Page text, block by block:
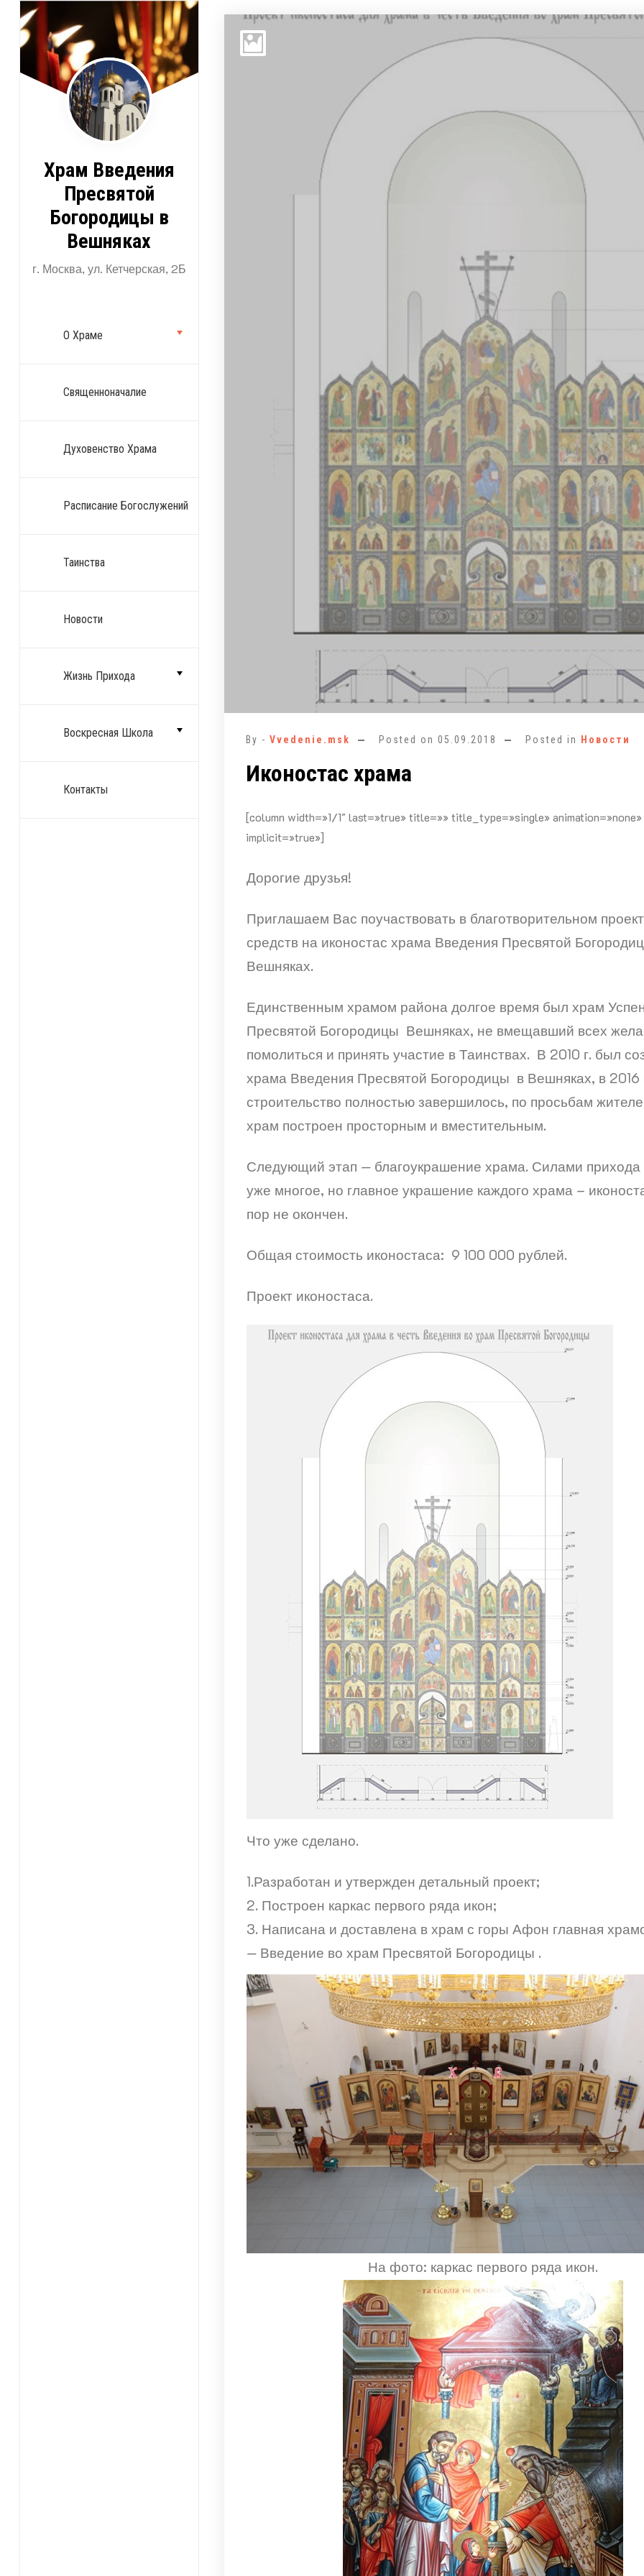
Перейти
содержимому
Храм Введения
Пресвятой
Богородицы в
Вешняках
г. Москва, ул. Кетчерская, 2Б
О Храме
Священноначалие
Духовенство Храма
Расписание Богослужений
Таинства
Новости
Жизнь Прихода
Воскресная Школа
Контакты
By - Vvedenie.msk Posted on 05.09.2018 Posted in Новости
Иконостас храма
[column width=»1/1″ last=»true» title=»» title_type=»single» animation=»none»
implicit=»true»]
Дорогие друзья!
Приглашаем Вас поучаствовать в благотворительном
средств на иконостас храма Введения Пресвятой
Вешняках.
Единственным храмом района долгое время был храм
Пресвятой Богородицы Вешняках, не вмещавший всех
помолиться и принять участие в Таинствах. В 2010 г. был
храма Введения Пресвятой Богородицы в Вешняках, в 2016
строительство полностью завершилось, по просьбам
храм построен просторным и вместительным.
Следующий этап — благоукрашение храма. Силами прихода
уже многое, но главное украшение каждого храма –
пор не окончен.
Общая стоимость иконостаса: 9 100 000 рублей.
Проект иконостаса.
Что уже сделано.
1.Разработан и утвержден детальный проект;
2. Построен каркас первого ряда икон;
3. Написана и доставлена в храм с горы Афон главная
— Введение во храм Пресвятой Богородицы .
На фото: каркас первого ряда икон.